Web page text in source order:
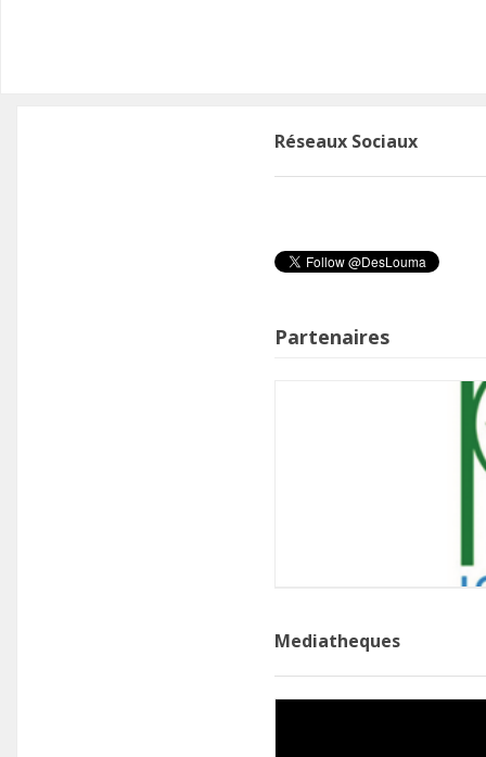
Réseaux Sociaux
Partenaires
Mediatheques